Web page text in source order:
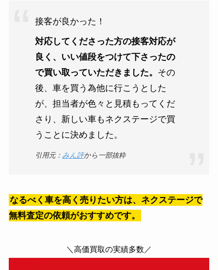
接客が良かった！
対応してくださった方の接客対応が
良く、いい値段をつけて下さったの
で買い取っていただきました。 その
後、車を買う為他に行こうとした
が、担当者が色々と見積もってくだ
さり、新しい車もネクステージで買
うことに決めました。
引用元： みん評から一部抜粋
なるべく車を高く売りたい方は、ネクステージで
無料査定の依頼がおすすめです。
＼高価買取の実績多数／